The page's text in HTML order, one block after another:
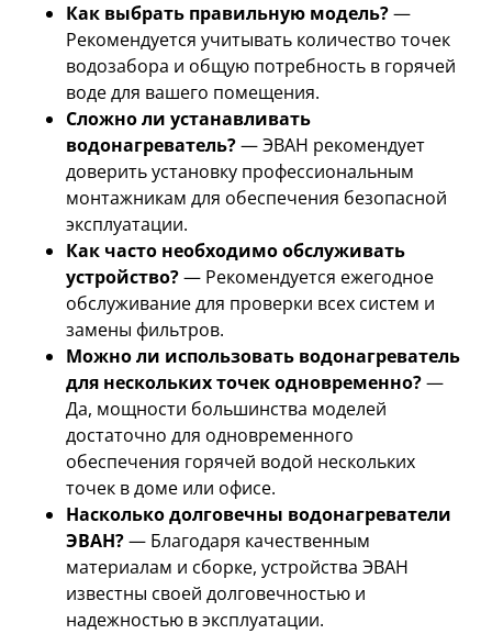
Как выбрать правильную модель?—
Рекомендуется учитывать количество точек
водозабора и общую потребность в горячей
воде для вашего помещения.
Сложно ли устанавливать
водонагреватель?— ЭВАН рекомендует
доверить установку профессиональным
монтажникам для обеспечения безопасной
эксплуатации.
Как часто необходимо обслуживать
устройство?— Рекомендуется ежегодное
обслуживание для проверки всех систем и
замены фильтров.
Можно ли использовать водонагреватель
для нескольких точек одновременно?—
Да, мощности большинства моделей
достаточно для одновременного
обеспечения горячей водой нескольких
точек в доме или офисе.
Насколько долговечны водонагреватели
ЭВАН?— Благодаря качественным
материалам и сборке, устройства ЭВАН
известны своей долговечностью и
надежностью в эксплуатации.